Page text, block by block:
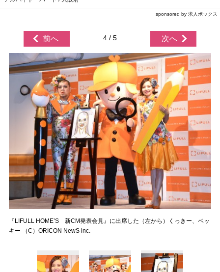
sponsored by 求人ボックス
前へ 4 / 5 次へ
『LIFULL HOME’S 新CM発表会見』に出席した（左から）くっきー、ベッ
キー （C）ORICON NewS inc.